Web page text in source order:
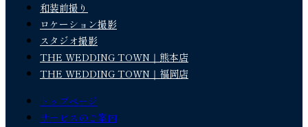
和装前撮り
ロケーション撮影
スタジオ撮影
THE WEDDING TOWN｜熊本店
THE WEDDING TOWN｜福岡店
トップページ
サービスのご案内